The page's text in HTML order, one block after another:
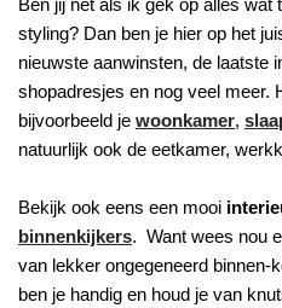
Ben jij net als ik gek op alles
styling? Dan ben je hier op het
nieuwste aanwinsten, de laatste
shopadresjes en nog veel meer.
bijvoorbeeld je woonkamer,
natuurlijk ook de eetkamer,
Bekijk ook eens een mooi
binnenkijkers. Want wees nou
van lekker ongegeneerd binnen-
ben je handig en houd je van